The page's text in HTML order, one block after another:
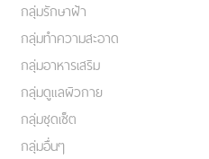
กลุ่มรักษาฝ้า
กลุ่มทำความสะอาด
กลุ่มอาหารเสริม
กลุ่มดูแลผิวกาย
กลุ่มชุดเซ็ต
กลุ่มอื่นๆ